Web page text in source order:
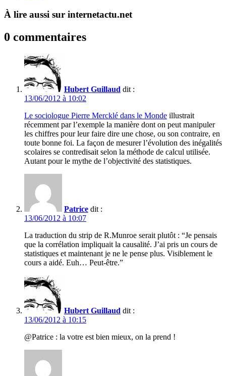
À lire aussi sur internetactu.net
0 commentaires
Hubert Guillaud dit :
13/06/2012 à 10:02
Le sociologue Pierre Mercklé dans le Monde illustrait
récemment par l’exemple la manière dont on peut manipuler
les chiffres pour leur faire dire une chose, ou son contraire, en
toute bonne foi. La façon de mesurer l’évolution des inégalités
scolaires se contredisait selon la méthode de calcul utilisée.
Autant pour le mythe de l’objectivité des statistiques.
Patrice dit :
13/06/2012 à 10:07
La traduction du strip de R.Munroe serait plutôt : “Je pensais
que la corrélation impliquait la causalité. J’ai pris un cours de
statistiques et maintenant je ne le pense plus. Visiblement le
cours a aidé. Euh… Peut-être.”
Hubert Guillaud dit :
13/06/2012 à 10:15
@Patrice : la votre est bien mieux, on la prend !